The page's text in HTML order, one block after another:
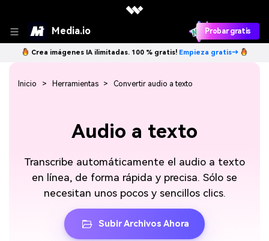
Media.io Probar gratis
Crea imágenes IA ilimitadas. 100 % gratis! Empieza gratis→
Audio a texto
Transcribe automáticamente el audio a texto
en línea, de forma rápida y precisa. Sólo se
necesitan unos pocos y sencillos clics.
Subir Archivos Ahora
Inicio Herramientas Convertir audio a texto